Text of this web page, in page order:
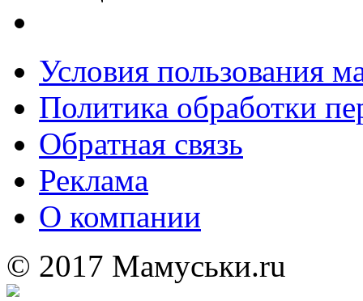
Условия пользования
Политика обработки
Обратная связь
Реклама
О компании
© 2017 Мамуськи.ru